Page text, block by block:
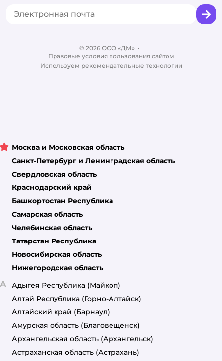
Блог
Корм для собак
© 2026 ООО «ДМ» •
Правовые условия пользования сайтом
Используем рекомендательные технологии
Москва и Московская область
Санкт-Петербург и Ленинградская область
Свердловская область
Краснодарский край
Башкортостан Республика
Самарская область
Челябинская область
Татарстан Республика
Новосибирская область
Нижегородская область
А Адыгея Республика (Майкоп)
Алтай Республика (Горно-Алтайск)
Алтайский край (Барнаул)
Амурская область (Благовещенск)
Архангельская область (Архангельск)
Астраханская область (Астрахань)